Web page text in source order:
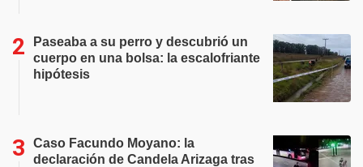
Paseaba a su perro y descubrió un
cuerpo en una bolsa: la escalofriante
hipótesis
Caso Facundo Moyano: la
declaración de Candela Arizaga tras